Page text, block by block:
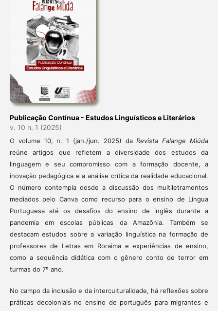
Publicação Contínua - Estudos Linguísticos e Literários
v. 10 n. 1 (2025)
O volume 10, n. 1 (jan./jun. 2025) daRevista Falange Miúda
reúne artigos que refletem a diversidade dos estudos da
linguagem e seu compromisso com a formação docente, a
inovação pedagógica e a análise crítica da realidade educacional.
O número contempla desde a discussão dos multiletramentos
mediados pelo Canva como recurso para o ensino de Língua
Portuguesa até os desafios do ensino de inglês durante a
pandemia em escolas públicas da Amazônia. Também se
destacam estudos sobre a variação linguística na formação de
professores de Letras em Roraima e experiências de ensino,
como a sequência didática com o gênero conto de terror em
turmas do 7º ano.
No campo da inclusão e da interculturalidade, há reflexões sobre
práticas decoloniais no ensino de português para migrantes e